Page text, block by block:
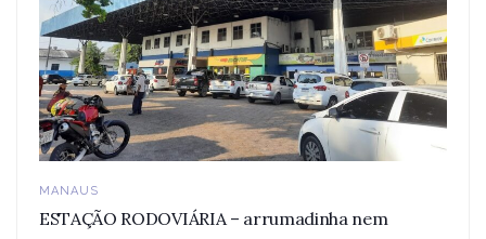
MANAUS
ESTAÇÃO RODOVIÁRIA – arrumadinha nem